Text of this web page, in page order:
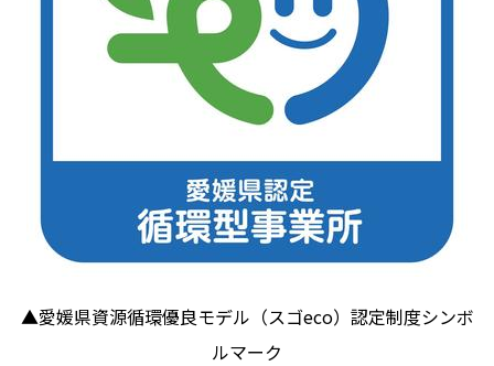
▲愛媛県資源循環優良モデル（スゴeco）認定制度シンボ
ルマーク